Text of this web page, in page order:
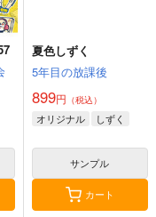
夏色しずく
5年目の放課後
899円 （税込）
オリジナル しずく
サンプル
カート